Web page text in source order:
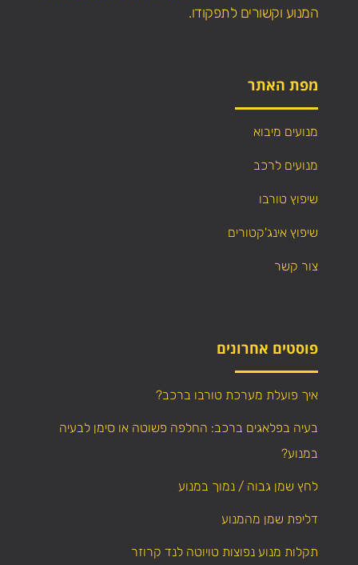
המנוע וקשורים לתפקודו.
מפת האתר
מנועים מיבוא
מנועים לרכב
שיפוץ טורבו
שיפוץ אינג'קטורים
צור קשר
פוסטים אחרונים
איך פועלת מערכת טורבו ברכב?
בעיה בפלאגים ברכב: החלפה פשוטה או סימן לבעיה
במנוע?
לחץ שמן גבוה / נמוך במנוע
דליפת שמן מהמנוע
תקלות מנוע נפוצות טויוטה לנד קרוזר